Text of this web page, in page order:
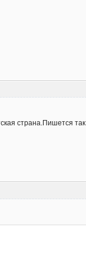
страна.Пишется так